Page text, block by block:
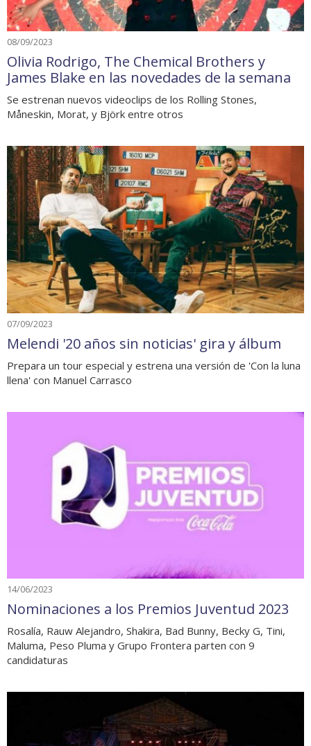
08/09/2023
Olivia Rodrigo, The Chemical Brothers y
James Blake en las novedades de la semana
Se estrenan nuevos videoclips de los Rolling Stones,
Måneskin, Morat, y Björk entre otros
07/09/2023
Melendi '20 años sin noticias' gira y álbum
Prepara un tour especial y estrena una versión de 'Con la luna
llena' con Manuel Carrasco
14/06/2023
Nominaciones a los Premios Juventud 2023
Rosalía, Rauw Alejandro, Shakira, Bad Bunny, Becky G, Tini,
Maluma, Peso Pluma y Grupo Frontera parten con 9
candidaturas